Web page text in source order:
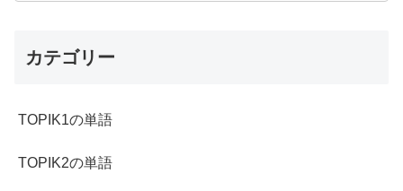
カテゴリー
TOPIK1の単語
TOPIK2の単語